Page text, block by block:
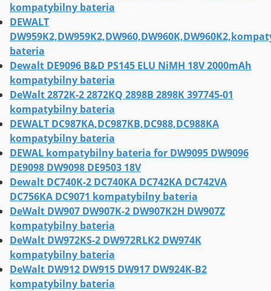
kompatybilny bateria
DEWALT
bateria
Dewalt DE9096 B&D PS145 ELU NiMH 18V 2000mAh
kompatybilny bateria
DeWalt 2872K-2 2872KQ 2898B 2898K 397745-01
kompatybilny bateria
DEWALT DC987KA,DC987KB,DC988,DC988KA
kompatybilny bateria
DEWAL kompatybilny bateria for DW9095 DW9096
DE9098 DW9098 DE9503 18V
Dewalt DC740K-2 DC740KA DC742KA DC742VA
DC756KA DC9071 kompatybilny bateria
DeWalt DW907 DW907K-2 DW907K2H DW907Z
kompatybilny bateria
DeWalt DW972KS-2 DW972RLK2 DW974K
kompatybilny bateria
DeWalt DW912 DW915 DW917 DW924K-B2
kompatybilny bateria